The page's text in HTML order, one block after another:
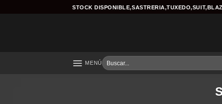
STOCK
MENÚ
Buscar
por: